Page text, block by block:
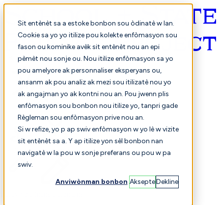
Sit entènèt sa a estoke bonbon sou òdinatè w lan.
Cookie sa yo yo itilize pou kolekte enfòmasyon sou
fason ou kominike avèk sit entènèt nou an epi
pèmèt nou sonje ou. Nou itilize enfòmasyon sa yo
pou amelyore ak personnaliser eksperyans ou,
ansanm ak pou analiz ak mezi sou itilizatè nou yo
ak angajman yo ak kontni nou an. Pou jwenn plis
enfòmasyon sou bonbon nou itilize yo, tanpri gade
Règleman sou enfòmasyon prive nou an.
Si w refize, yo p ap swiv enfòmasyon w yo lè w vizite
sit entènèt sa a. Y ap itilize yon sèl bonbon nan
navigatè w la pou w sonje preferans ou pou w pa
swiv.
Anviwònman bonbon AksepteDekline
Kreyòl ayisyen
Konparezon